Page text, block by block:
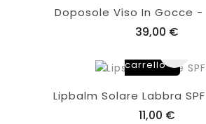
Doposole Viso In Gocce -
39,00 €
Aggiungi
carrello
Lipbalm Solare Labbra
11,00 €